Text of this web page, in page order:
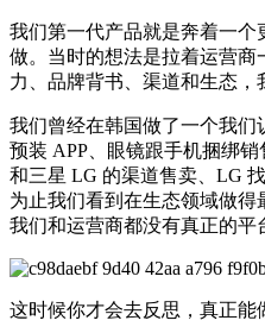
我们第一代产品就是奔着一
做。当时的想法是拉着运营
力、品牌背书、渠道和生态，
我们曾经在韩国做了一个我
预装 APP、眼镜跟手机捆绑
和三星 LG 的渠道售卖、LG
为止我们看到在生态领域做
我们和运营商都没有真正的平
这时候你才会去反思，真正能